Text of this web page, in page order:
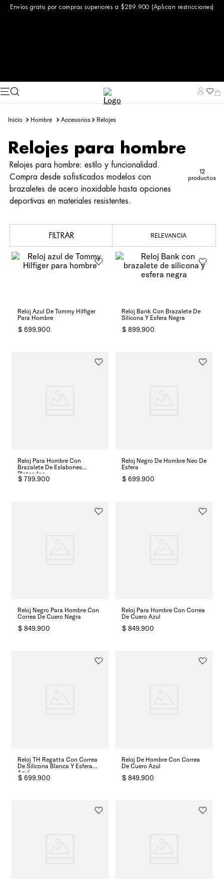
Envíos gratis por compras superiores a $289.900 (Aplican restricciones)
hombre accesorios relojes
Relojes para hombre
Relojes para hombre: estilo y funcionalidad.
Compra desde sofisticados modelos con
brazaletes de acero inoxidable hasta opciones
deportivas en materiales resistentes.
12
productos
FILTRAR RELEVANCIA
Reloj Azul De Tommy Hilfiger
Para Hombre
$ 699.900
Reloj Bank Con Brazalete De
Silicona Y Esfera Negra
$ 899.900
Reloj Para Hombre Con
Brazalete De Eslabones
Plateados
$ 799.900
Reloj Negro De Hombre Neo De
Esfera
$ 699.900
Reloj Negro Para Hombre Con
Correa De Cuero Negra
$ 849.900
Reloj Para Hombre Con Correa
De Cuero Azul
$ 849.900
Reloj TH Regatta Con Correa
De Silicona Blanca Y Esfera
Azul
$ 699.900
Reloj De Hombre Con Correa
De Cuero Azul
$ 849.900